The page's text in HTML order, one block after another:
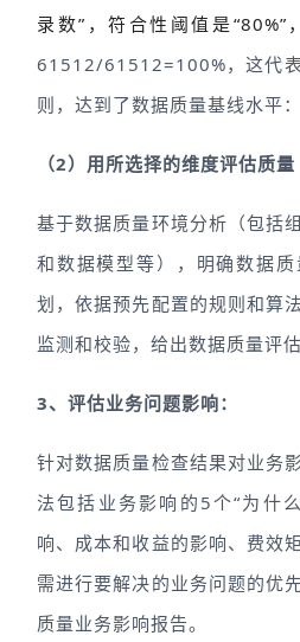
录数”，符合性阈值是“80%”
61512/61512=100%，这代
则，达到了数据质量基线水平：
（2）用所选择的维度评估质量
基于数据质量环境分析（包括
和数据模型等），明确数据
划，依据预先配置的规则和算
监测和校验，给出数据质量评估
3、评估业务问题影响：
针对数据质量检查结果对业务
法包括业务影响的5个“为什
响、成本和收益的影响、费效
需进行要解决的业务问题的优
质量业务影响报告。